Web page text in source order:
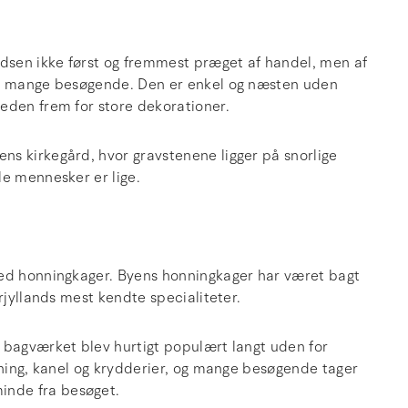
ikke først og fremmest præget af handel, men af
besøgende. Den er enkel og næsten uden
frem for store dekorationer.
kirkegård, hvor gravstenene ligger på snorlige
mennesker er lige.
honningkager. Byens honningkager har været bagt
mest kendte specialiteter.
blev hurtigt populært langt uden for
kanel og krydderier, og mange besøgende tager
fra besøget.